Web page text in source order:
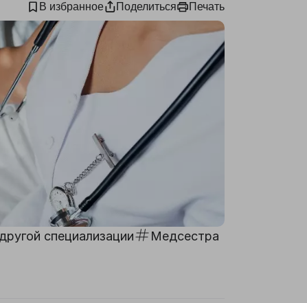
В избранное Поделиться Печать
специализации
Медсестра